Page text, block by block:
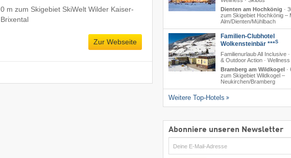
0 m zum Skigebiet SkiWelt Wilder Kaiser-
Brixental
Zur Webseite
Dienten am Hochkönig ·
zum Skigebiet Hochkönig –
Alm/​Dienten/​Mühlbach
Familien-Clubhotel
Wolkensteinbär ***S
Familienurlaub All Inclusive
& Outdoor Action · Wellness
Bramberg am Wildkogel·
zum Skigebiet Wildkogel –
Neukirchen/​Bramberg
Weitere Top-Hotels
Abonniere unseren Newsletter
E-
Mail